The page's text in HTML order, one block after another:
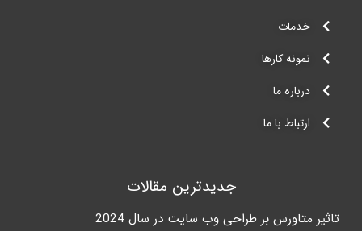
خدمات
نمونه کارها
درباره ما
ارتباط با ما
جدیدترین مقالات
تاثیر متاورس بر طراحی وب سایت در سال 2024